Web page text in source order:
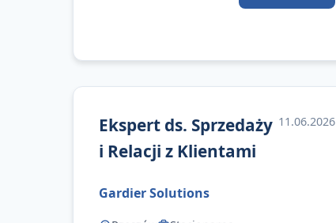
Ekspert ds. Sprzedaży
i Relacji z Klientami
11.06.2026
Gardier Solutions